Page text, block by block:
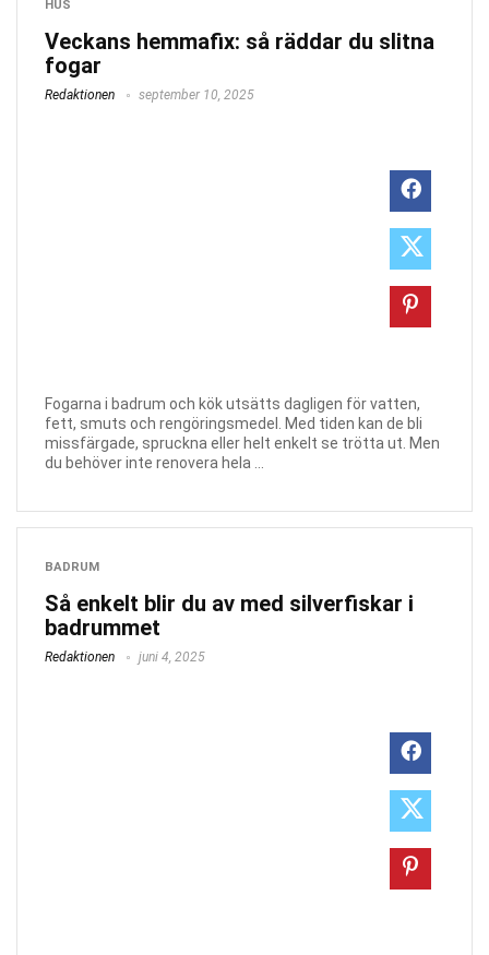
HUS
Veckans hemmafix: så räddar du slitna
fogar
Redaktionen september 10, 2025
Fogarna i badrum och kök utsätts dagligen för vatten,
fett, smuts och rengöringsmedel. Med tiden kan de bli
missfärgade, spruckna eller helt enkelt se trötta ut. Men
du behöver inte renovera hela ...
BADRUM
Så enkelt blir du av med silverfiskar i
badrummet
Redaktionen juni 4, 2025